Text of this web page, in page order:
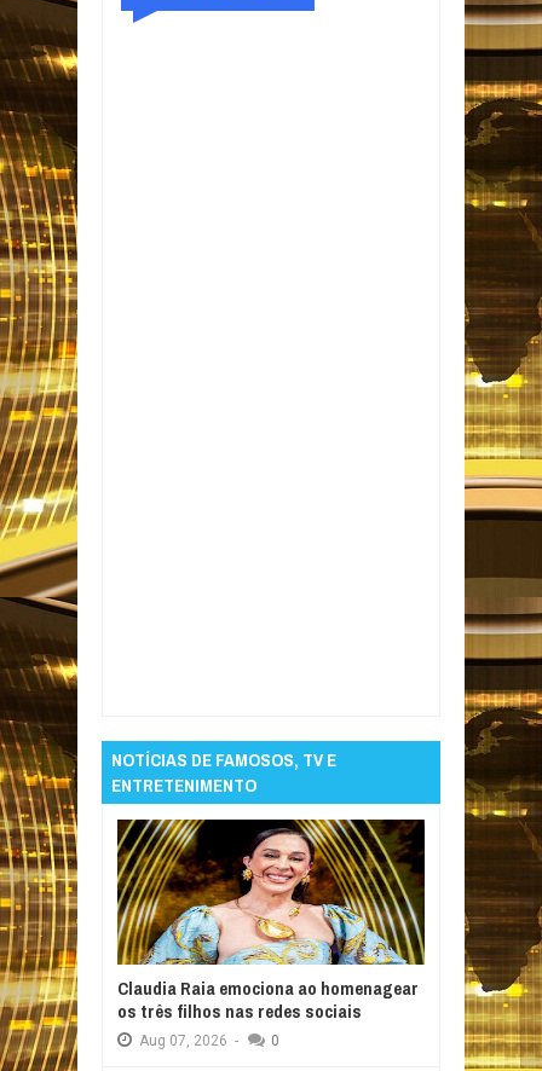
NOTÍCIAS DE FAMOSOS, TV E
ENTRETENIMENTO
Claudia Raia emociona ao homenagear
os três filhos nas redes sociais
Aug 07, 2026 - 0